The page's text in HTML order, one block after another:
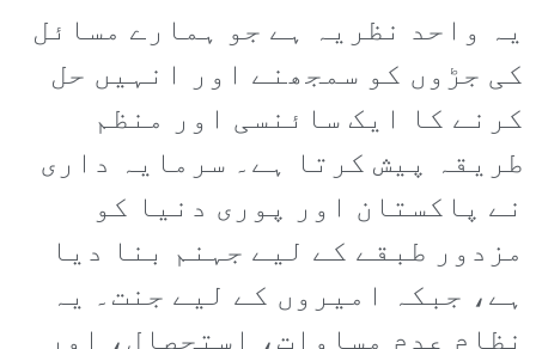
یہ واحد نظریہ ہے جو ہمارے مسائل
کی جڑوں کو سمجھنے اور انہیں حل
کرنے کا ایک سائنسی اور منظم
طریقہ پیش کرتا ہے۔ سرمایہ داری
نے پاکستان اور پوری دنیا کو
مزدور طبقے کے لیے جہنم بنا دیا
ہے، جبکہ امیروں کے لیے جنت۔ یہ